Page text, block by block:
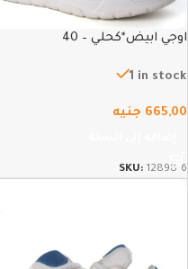
اوجي ابيض*كحلي – 40
1 in stock
665,00 جنيه
SKU: 12898-6